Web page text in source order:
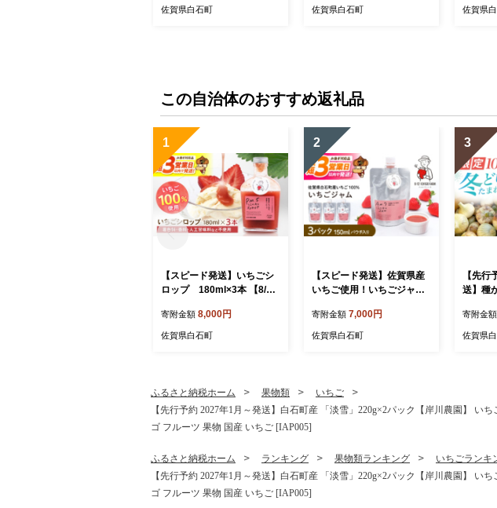
苺 イチゴ あわゆき 淡雪 淡
佐賀県白石町
【岸川農園】 いちご 苺 イ
佐賀県白石町
【岸川
佐賀県
この自治体のおすすめ返礼品
1
【スピード発送】いちごシ
ロップ 180ml×3本 【8/12I
ちごシロップ いちご イチゴ
苺 いちごミルク 牛乳 いち
県 佐賀 白石町 白石 [IBR01
2]
寄附金額 8,000円
佐賀県白石町
2
【スピード発送】佐賀県産
いちご使用！いちごジャム
GOFARM】いちごジャム イ
チゴジャム いちご イチゴ
チ 簡単 国産 九州産 佐賀県
佐賀 白石町 白石 [IBR010]
寄附金額 7,000円
佐賀県白石町
3
【先
送】種
【藤武
寄附金額
佐賀県
ふるさと納税ホーム 果物類
いちご
【先行予約 2027年1月～発送】白石町産 「淡雪」220g×2パック【岸川農園】 い
ゴ フルーツ 果物 国産 いちご [IAP005]
ふるさと納税ホーム ランキング 果物類ランキング
いちごランキ
【先行予約 2027年1月～発送】白石町産 「淡雪」220g×2パック【岸川農園】 い
ゴ フルーツ 果物 国産 いちご [IAP005]